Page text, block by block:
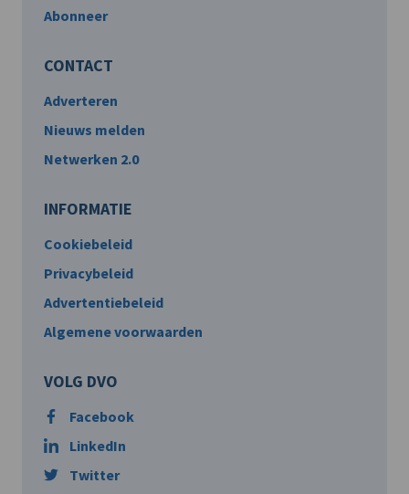
Abonneer
CONTACT
Adverteren
Nieuws melden
Netwerken 2.0
INFORMATIE
Cookiebeleid
Privacybeleid
Advertentiebeleid
Algemene voorwaarden
VOLG DVO
Facebook
LinkedIn
Twitter